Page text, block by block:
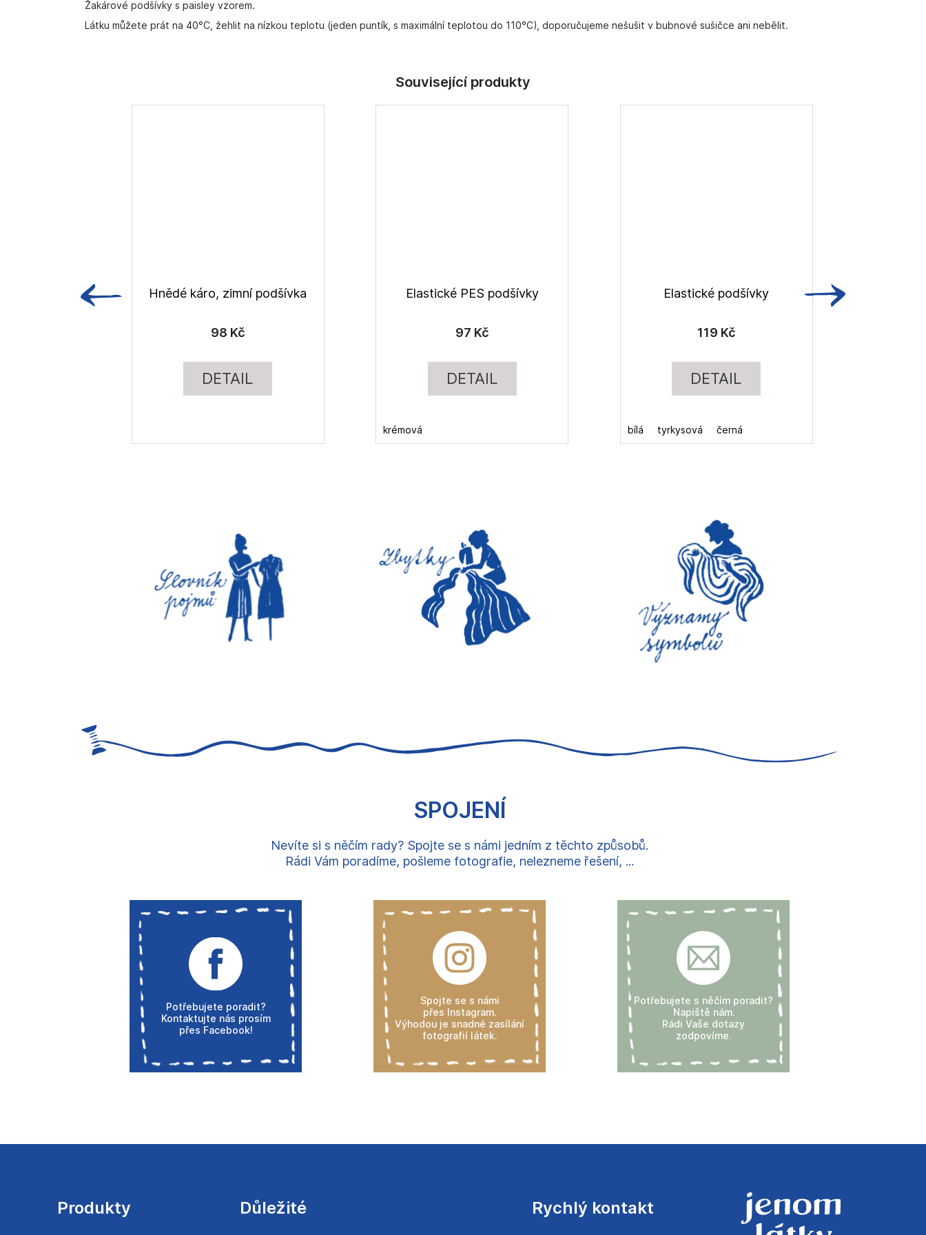
Žakárové podšívky s paisley vzorem.
Látku můžete prát na 40°C, žehlit na nízkou teplotu (jeden puntík, s maximální teplotou do 110°C), doporučujeme nešušit v bubnové sušičce ani nebělit.
Hnědé káro, zimní podšívka
98 Kč
DETAIL
Elastické PES podšívky
97 Kč
DETAIL
krémová
Elastické podšívky
119 Kč
DETAIL
bílá tyrkysová černá
SPOJENÍ
Nevíte si s něčím rady? Spojte se s námi jedním z těchto způsobů.
Rádi Vám poradíme, pošleme fotografie, nelezneme řešení, ...
Potřebujete poradit?
Kontaktujte nás prosím
přes Facebook!
Spojte se s námi
přes Instagram.
Výhodou je snadné zasílání
fotografií látek.
Potřebujete s něčím poradit?
Napiště nám.
Rádi Vaše dotazy
zodpovíme.
Produkty Důležité Rychlý kontakt